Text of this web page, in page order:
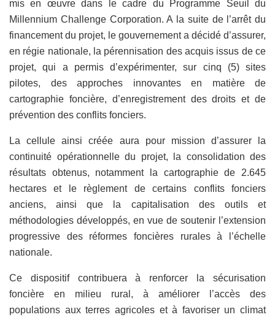
mis en œuvre dans le cadre du Programme Seuil du
Millennium Challenge Corporation. A la suite de l’arrêt du
financement du projet, le gouvernement a décidé d’assurer,
en régie nationale, la pérennisation des acquis issus de ce
projet, qui a permis d’expérimenter, sur cinq (5) sites
pilotes, des approches innovantes en matière de
cartographie foncière, d’enregistrement des droits et de
prévention des conflits fonciers.
La cellule ainsi créée aura pour mission d’assurer la
continuité opérationnelle du projet, la consolidation des
résultats obtenus, notamment la cartographie de 2.645
hectares et le règlement de certains conflits fonciers
anciens, ainsi que la capitalisation des outils et
méthodologies développés, en vue de soutenir l’extension
progressive des réformes foncières rurales à l’échelle
nationale.
Ce dispositif contribuera à renforcer la sécurisation
foncière en milieu rural, à améliorer l’accès des
populations aux terres agricoles et à favoriser un climat